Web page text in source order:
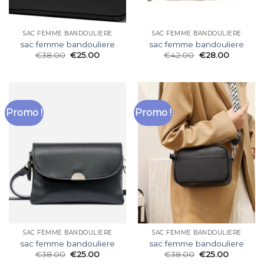
SAC FEMME BANDOULIERE
sac femme bandouliere
€38.00 €25.00
SAC FEMME BANDOULIERE
sac femme bandouliere
€42.00 €28.00
Promo !
SAC FEMME BANDOULIERE
sac femme bandouliere
€38.00 €25.00
Promo !
SAC FEMME BANDOULIERE
sac femme bandouliere
€38.00 €25.00